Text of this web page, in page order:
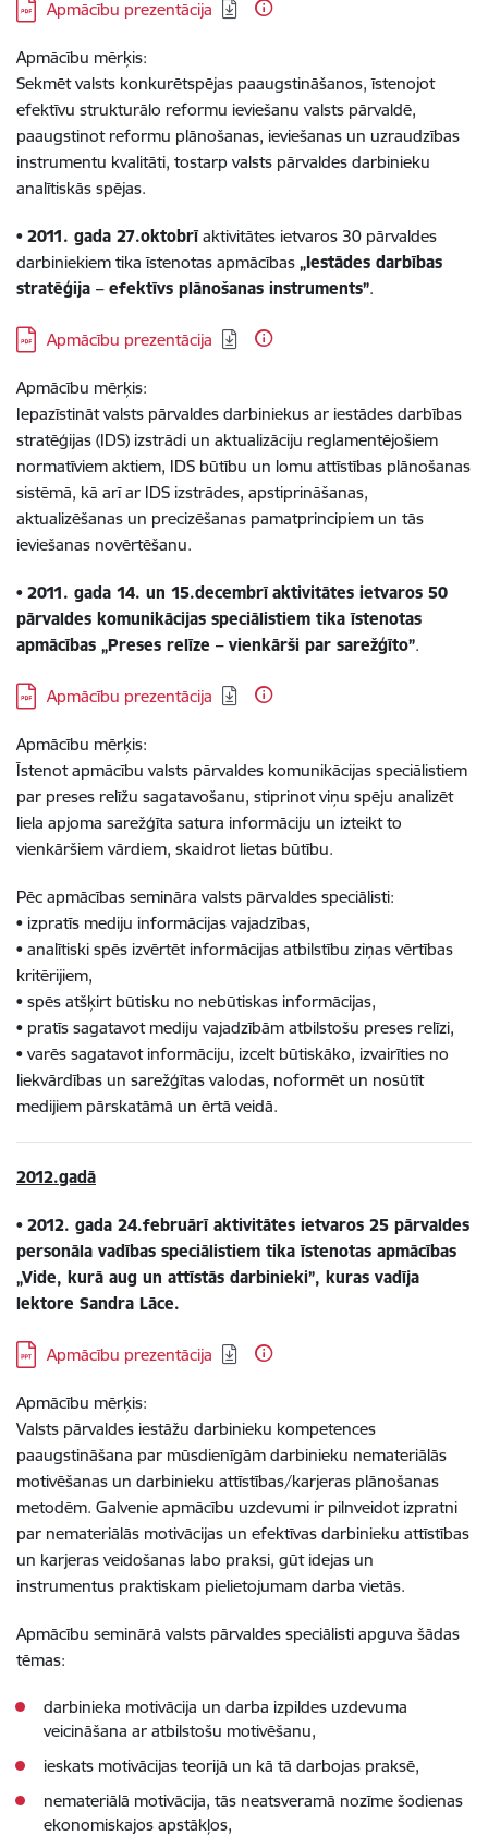
Lejupielādēt:
Apmācību prezentācija
Apmācību mērķis:
Sekmēt valsts konkurētspējas paaugstināšanos, īstenojot
efektīvu strukturālo reformu ieviešanu valsts pārvaldē,
paaugstinot reformu plānošanas, ieviešanas un uzraudzības
instrumentu kvalitāti, tostarp valsts pārvaldes darbinieku
analītiskās spējas.
• 2011. gada 27.oktobrīaktivitātes ietvaros 30 pārvaldes
darbiniekiem tika īstenotas apmācības „Iestādes darbības
stratēģija – efektīvs plānošanas instruments”.
Lejupielādēt:
Apmācību prezentācija
Apmācību mērķis:
Iepazīstināt valsts pārvaldes darbiniekus ar iestādes darbības
stratēģijas (IDS) izstrādi un aktualizāciju reglamentējošiem
normatīviem aktiem, IDS būtību un lomu attīstības plānošanas
sistēmā, kā arī ar IDS izstrādes, apstiprināšanas,
aktualizēšanas un precizēšanas pamatprincipiem un tās
ieviešanas novērtēšanu.
• 2011. gada 14. un 15.decembrī aktivitātes ietvaros 50
pārvaldes komunikācijas speciālistiem tika īstenotas
apmācības „Preses relīze – vienkārši par sarežģīto”.
Lejupielādēt:
Apmācību prezentācija
Apmācību mērķis:
Īstenot apmācību valsts pārvaldes komunikācijas speciālistiem
par preses relīžu sagatavošanu, stiprinot viņu spēju analizēt
liela apjoma sarežģīta satura informāciju un izteikt to
vienkāršiem vārdiem, skaidrot lietas būtību.
Pēc apmācības semināra valsts pārvaldes speciālisti:
• izpratīs mediju informācijas vajadzības,
• analītiski spēs izvērtēt informācijas atbilstību ziņas vērtības
kritērijiem,
• spēs atšķirt būtisku no nebūtiskas informācijas,
• pratīs sagatavot mediju vajadzībām atbilstošu preses relīzi,
• varēs sagatavot informāciju, izcelt būtiskāko, izvairīties no
liekvārdības un sarežģītas valodas, noformēt un nosūtīt
medijiem pārskatāmā un ērtā veidā.
2012.gadā
• 2012. gada 24.februārī aktivitātes ietvaros 25 pārvaldes
personāla vadības speciālistiem tika īstenotas apmācības
„Vide, kurā aug un attīstās darbinieki”, kuras vadīja
lektore Sandra Lāce.
Lejupielādēt:
Apmācību prezentācija
Apmācību mērķis:
Valsts pārvaldes iestāžu darbinieku kompetences
paaugstināšana par mūsdienīgām darbinieku nemateriālās
motivēšanas un darbinieku attīstības/karjeras plānošanas
metodēm. Galvenie apmācību uzdevumi ir pilnveidot izpratni
par nemateriālās motivācijas un efektīvas darbinieku attīstības
un karjeras veidošanas labo praksi, gūt idejas un
instrumentus praktiskam pielietojumam darba vietās.
Apmācību seminārā valsts pārvaldes speciālisti apguva šādas
tēmas:
darbinieka motivācija un darba izpildes uzdevuma
veicināšana ar atbilstošu motivēšanu,
ieskats motivācijas teorijā un kā tā darbojas praksē,
nemateriālā motivācija, tās neatsveramā nozīme šodienas
ekonomiskajos apstākļos,